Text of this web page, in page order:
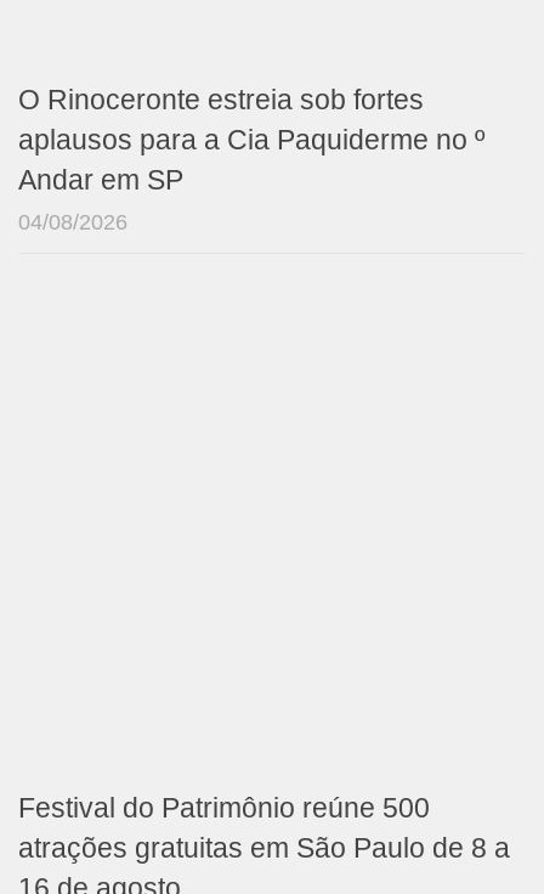
O Rinoceronte estreia sob fortes
aplausos para a Cia Paquiderme no º
Andar em SP
04/08/2026
Festival do Patrimônio reúne 500
atrações gratuitas em São Paulo de 8 a